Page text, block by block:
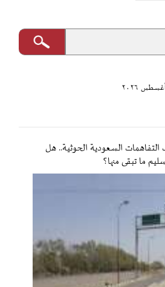
السعودية الحوثية.. هل
ما تبقى منها؟